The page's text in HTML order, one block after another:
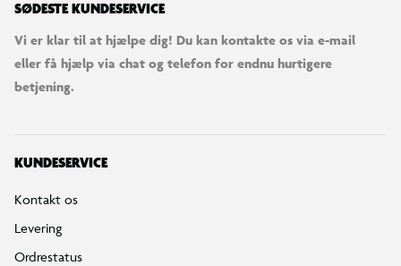
SØDESTE KUNDESERVICE
Vi er klar til at hjælpe dig! Du kan kontakte os via e-mail
eller få hjælp via chat og telefon for endnu hurtigere
betjening.
KUNDESERVICE
Kontakt os
Levering
Ordrestatus